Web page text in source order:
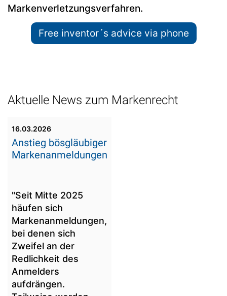
Markenverletzungsverfahren.
Free inventor´s advice via phone
Aktuelle News zum Markenrecht
16.03.2026
Anstieg bösgläubiger
Markenanmeldungen
"Seit Mitte 2025
häufen sich
Markenanmeldungen,
bei denen sich
Zweifel an der
Redlichkeit des
Anmelders
aufdrängen.